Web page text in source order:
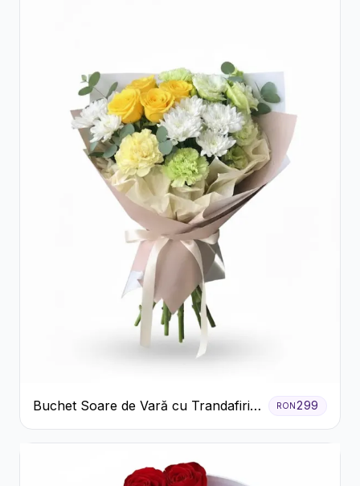
Buchet Soare de Vară cu Trandafiri
Galbeni și Crizanteme Albe
RON299